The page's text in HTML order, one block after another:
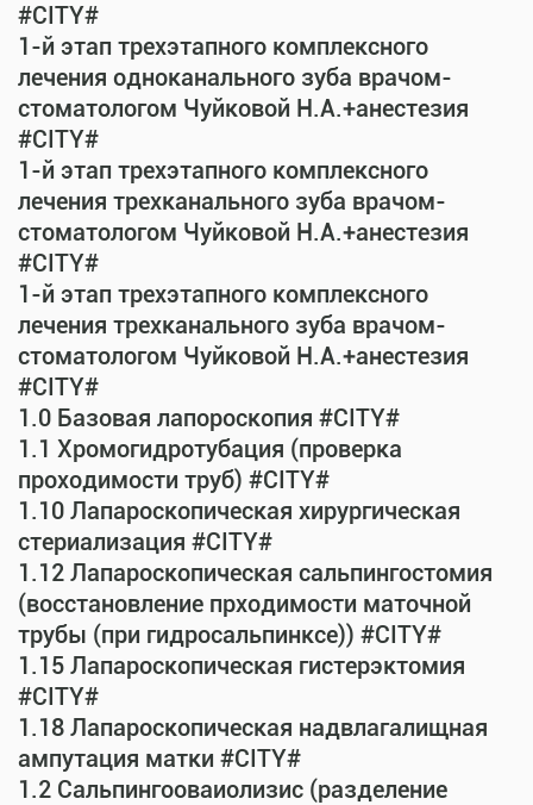
#CITY#
1-й этап трехэтапного комплексного
лечения одноканального зуба врачом-
стоматологом Чуйковой Н.А.+анестезия
#CITY#
1-й этап трехэтапного комплексного
лечения трехканального зуба врачом-
стоматологом Чуйковой Н.А.+анестезия
#CITY#
1-й этап трехэтапного комплексного
лечения трехканального зуба врачом-
стоматологом Чуйковой Н.А.+анестезия
#CITY#
1.0 Базовая лапороскопия #CITY#
1.1 Хромогидротубация (проверка
проходимости труб) #CITY#
1.10 Лапароскопическая хирургическая
стериализация #CITY#
1.12 Лапароскопическая сальпингостомия
(восстановление прходимости маточной
трубы (при гидросальпинксе)) #CITY#
1.15 Лапароскопическая гистерэктомия
#CITY#
1.18 Лапароскопическая надвлагалищная
ампутация матки #CITY#
1.2 Сальпингооваиолизис (разделение